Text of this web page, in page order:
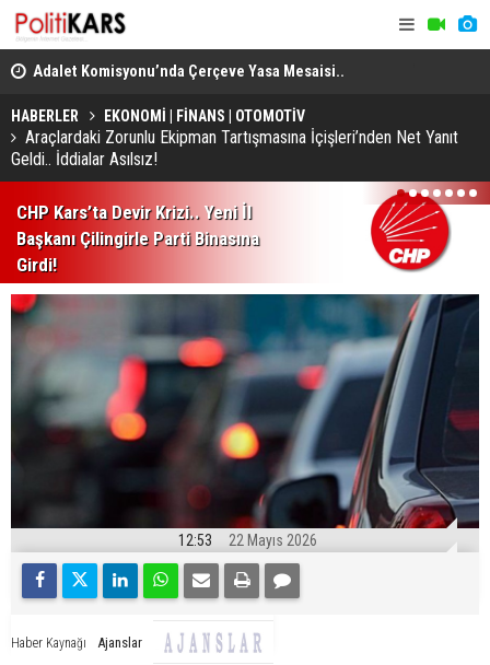
Adalet Komisyonu’nda Çerçeve Yasa Mesaisi..
Görüşmeler Tartışmalarla Başladı!
HABERLER EKONOMİ | FİNANS | OTOMOTİV
Araçlardaki Zorunlu Ekipman Tartışmasına İçişleri’nden Net Yanıt
Geldi.. İddialar Asılsız!
CHP Kars’ta Devir Krizi.. Yeni İl
Başkanı Çilingirle Parti Binasına
Girdi!
1 2 3 4 5 6 7
12:53 22 Mayıs 2026
Haber Kaynağı Ajanslar